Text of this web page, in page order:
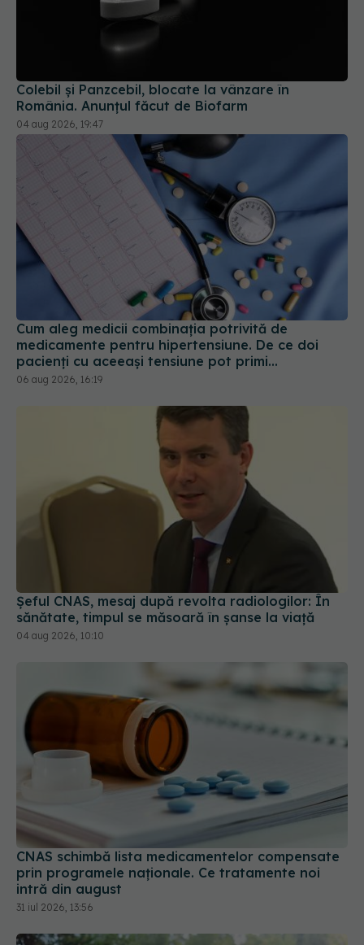
Colebil și Panzcebil, blocate la vânzare în
România. Anunțul făcut de Biofarm
04 aug 2026, 19:47
Cum aleg medicii combinația potrivită de
medicamente pentru hipertensiune. De ce doi
pacienți cu aceeași tensiune pot primi
tratamente diferite
06 aug 2026, 16:19
Șeful CNAS, mesaj după revolta radiologilor: În
sănătate, timpul se măsoară în șanse la viață
04 aug 2026, 10:10
CNAS schimbă lista medicamentelor compensate
prin programele naționale. Ce tratamente noi
intră din august
31 iul 2026, 13:56